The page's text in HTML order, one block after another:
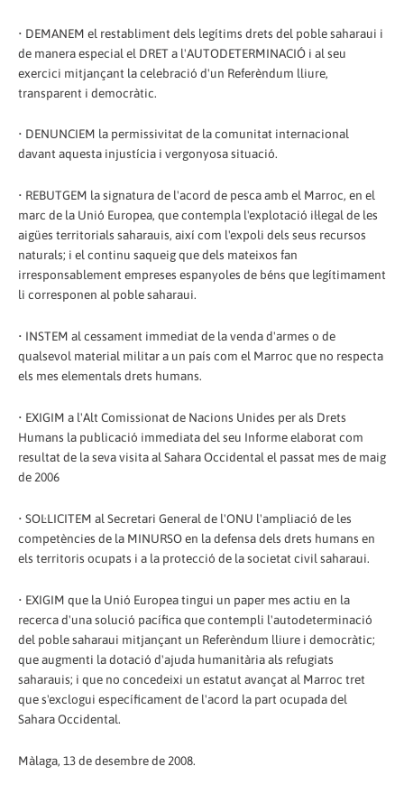
• DEMANEM el restabliment dels legítims drets del poble saharaui i
de manera especial el DRET a l'AUTODETERMINACIÓ i al seu
exercici mitjançant la celebració d'un Referèndum lliure,
transparent i democràtic.
• DENUNCIEM la permissivitat de la comunitat internacional
davant aquesta injustícia i vergonyosa situació.
• REBUTGEM la signatura de l'acord de pesca amb el Marroc, en el
marc de la Unió Europea, que contempla l'explotació il·legal de les
aigües territorials saharauis, així com l'expoli dels seus recursos
naturals; i el continu saqueig que dels mateixos fan
irresponsablement empreses espanyoles de béns que legítimament
li corresponen al poble saharaui.
• INSTEM al cessament immediat de la venda d'armes o de
qualsevol material militar a un país com el Marroc que no respecta
els mes elementals drets humans.
• EXIGIM a l'Alt Comissionat de Nacions Unides per als Drets
Humans la publicació immediata del seu Informe elaborat com
resultat de la seva visita al Sahara Occidental el passat mes de maig
de 2006
• SOL·LICITEM al Secretari General de l'ONU l'ampliació de les
competències de la MINURSO en la defensa dels drets humans en
els territoris ocupats i a la protecció de la societat civil saharaui.
• EXIGIM que la Unió Europea tingui un paper mes actiu en la
recerca d'una solució pacífica que contempli l'autodeterminació
del poble saharaui mitjançant un Referèndum lliure i democràtic;
que augmenti la dotació d'ajuda humanitària als refugiats
saharauis; i que no concedeixi un estatut avançat al Marroc tret
que s'exclogui específicament de l'acord la part ocupada del
Sahara Occidental.
Màlaga, 13 de desembre de 2008.